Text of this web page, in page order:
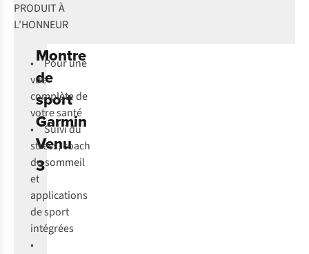
PRODUIT À
L'HONNEUR
Montre
de
sport
Garmin
Venu
3
• Pour une
vue
complète de
votre santé
• Suivi du
stress, coach
du sommeil
et
applications
de sport
intégrées
•